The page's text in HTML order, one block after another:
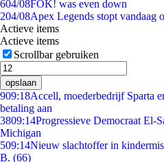
604/08FOK! was even down
204/08Apex Legends stopt vandaag
Actieve items
Actieve items
Scrollbar gebruiken
opslaan
909:18Accell, moederbedrijf Sparta
betaling aan
3809:14Progressieve Democraat El-
Michigan
509:14Nieuw slachtoffer in
B. (66)